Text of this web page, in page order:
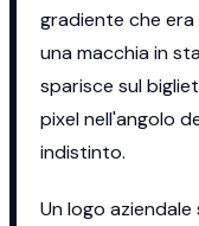
gradiente che era
una macchia in
sparisce sul
pixel nell'angolo
indistinto.
Un logo